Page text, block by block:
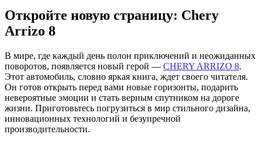
Откройте новую страницу: Chery
Arrizo 8
В мире, где каждый день полон приключений и неожиданных
поворотов, появляется новый герой — CHERY ARRIZO 8.
Этот автомобиль, словно яркая книга, ждет своего читателя.
Он готов открыть перед вами новые горизонты, подарить
невероятные эмоции и стать верным спутником на дороге
жизни. Приготовьтесь погрузиться в мир стильного дизайна,
инновационных технологий и безупречной
производительности.